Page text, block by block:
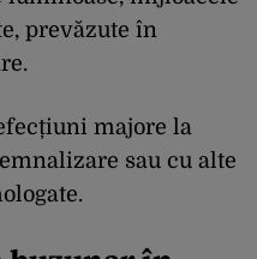
prevăzute în
majore la
sau cu alte